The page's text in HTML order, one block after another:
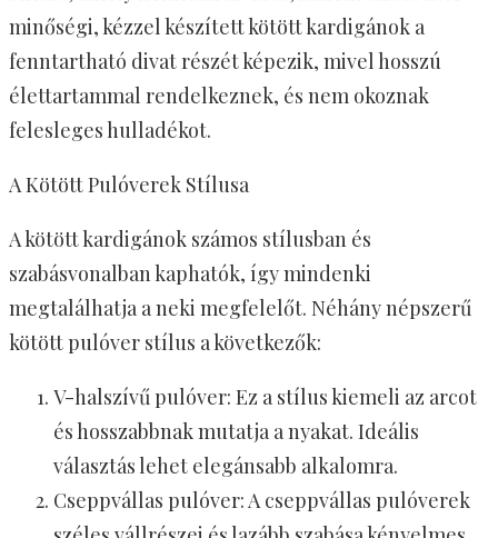
minőségi, kézzel készített kötött kardigánok a
fenntartható divat részét képezik, mivel hosszú
élettartammal rendelkeznek, és nem okoznak
felesleges hulladékot.
A Kötött Pulóverek Stílusa
A kötött kardigánok számos stílusban és
szabásvonalban kaphatók, így mindenki
megtalálhatja a neki megfelelőt. Néhány népszerű
kötött pulóver stílus a következők:
V-halszívű pulóver: Ez a stílus kiemeli az arcot
és hosszabbnak mutatja a nyakat. Ideális
választás lehet elegánsabb alkalomra.
Cseppvállas pulóver: A cseppvállas pulóverek